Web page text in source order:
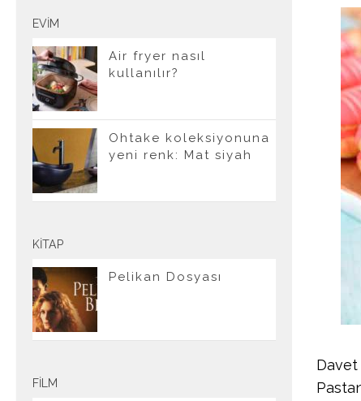
Davet
EVIM
Air fryer nasıl
kullanılır?
Ohtake koleksiyonuna
yeni renk: Mat siyah
KITAP
Pelikan Dosyası
FILM